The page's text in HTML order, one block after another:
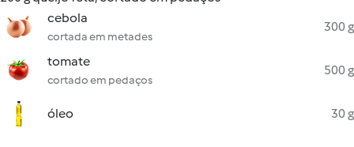
cebola
cortada em metades
300 g
tomate
cortado em pedaços
500 g
óleo 30 g